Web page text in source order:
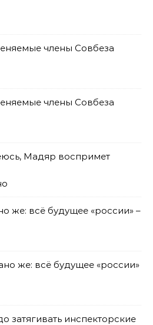
члены Совбеза
члены Совбеза
Мадяр воспримет
же: всё будущее «россии» –
же: всё будущее «россии»
затягивать инспекторские